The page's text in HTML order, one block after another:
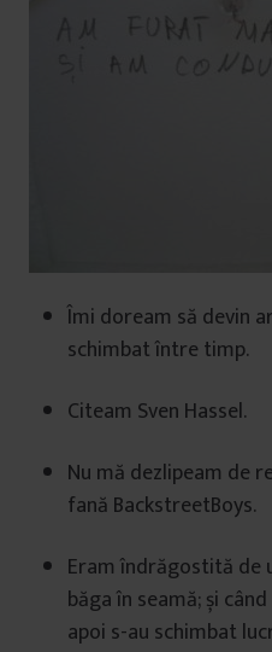
Îmi doream să devin
schimbat între timp.
Citeam Sven Hassel.
Nu mă dezlipeam de
fană BackstreetBoys.
Eram îndrăgostită de
băga în seamă; și
apoi s-au schimbat